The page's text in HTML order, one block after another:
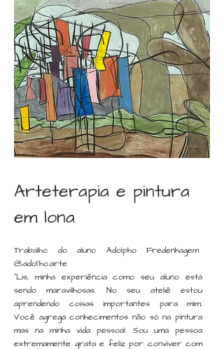
Arteterapia e pintura
em lona
Trabalho do aluno Adolpho Fredenhagem
@adol´ho.arte
"Lis, minha experiência como seu aluno está
sendo maravilhosas. No seu ateliê estou
aprendendo coisas importantes para mim.
Você agrega conhecimentos não só na pintura
mas na minha vida pessoal. Sou uma pessoa
extremamente grata e feliz por conviver com